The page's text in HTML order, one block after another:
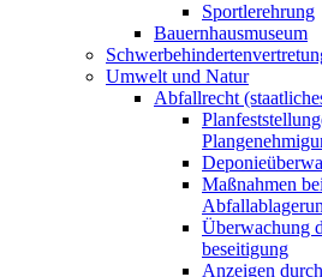
Sportlerehrung
Bauernhausmuseum
Umwelt und Natur
Abfallrecht
Maßnahmen
Überwachung
beseitigung
Anzeigen